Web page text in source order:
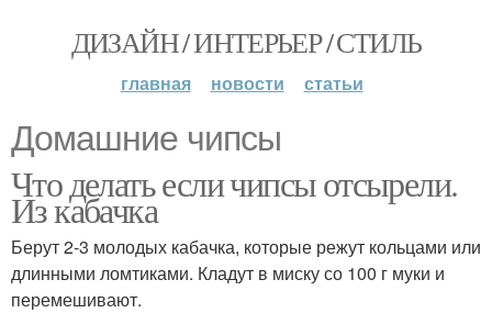
ДИЗАЙН / ИНТЕРЬЕР / СТИЛЬ
главная новости статьи
Домашние чипсы
Что делать если чипсы отсырели.
Из кабачка
Берут 2-3 молодых кабачка, которые режут кольцами или
длинными ломтиками. Кладут в миску со 100 г муки и
перемешивают.